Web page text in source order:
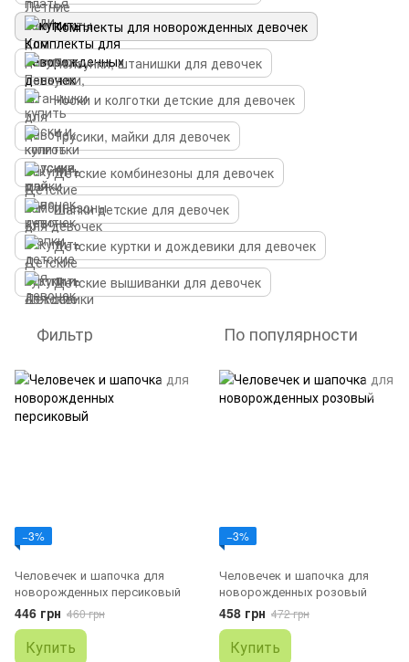
Комплекты для новорожденных девочек
Ползунки, штанишки для девочек
Носки и колготки детские для девочек
Трусики, майки для девочек
Детские комбинезоны для девочек
Шапки детские для девочек
Детские куртки и дождевики для девочек
Детские вышиванки для девочек
Фильтр По популярности
−3%
Человечек и шапочка для
новорожденных персиковый
446 грн 460 грн
Купить
−3%
Человечек и шапочка для
новорожденных розовый
458 грн 472 грн
Купить